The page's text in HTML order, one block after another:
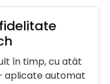
în timp, cu atât
aplicate automat